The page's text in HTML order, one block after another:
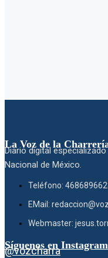
La Voz de la
Diario digital
Nacional de México.
Teléfono:
EMail:
Webmaster:
Síguenos en Instagram
@vozcharra